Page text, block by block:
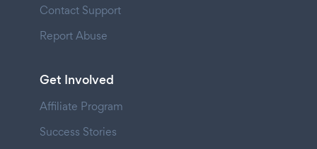
Contact Support
Report Abuse
Get Involved
Affiliate Program
Success Stories